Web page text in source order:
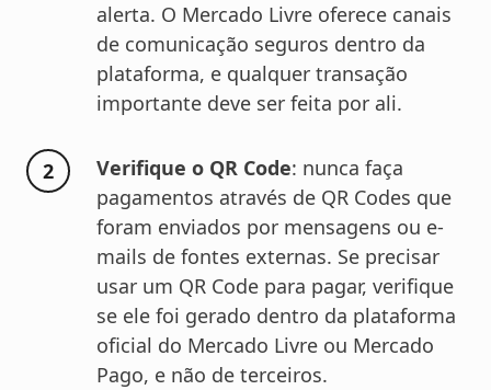
alerta. O Mercado Livre oferece canais
de comunicação seguros dentro da
plataforma, e qualquer transação
importante deve ser feita por ali.
Verifique o QR Code: nunca faça
pagamentos através de QR Codes que
foram enviados por mensagens ou e-
mails de fontes externas. Se precisar
usar um QR Code para pagar, verifique
se ele foi gerado dentro da plataforma
oficial do Mercado Livre ou Mercado
Pago, e não de terceiros.